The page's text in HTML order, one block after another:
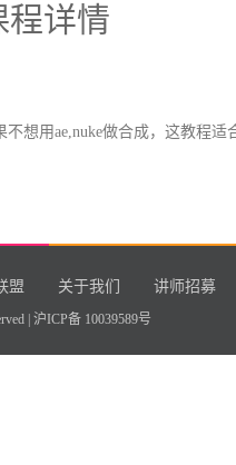
程详情
不想用ae,nuke做合成，这教程适
盟 关于我们 讲师招募
| 沪ICP备 10039589号